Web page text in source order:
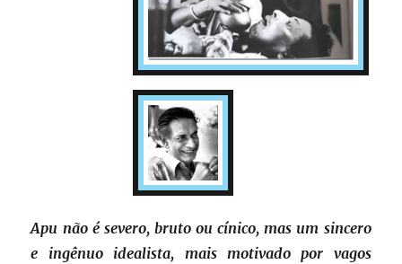
Apu não é severo, bruto ou cínico, mas um sincero
e ingênuo idealista, mais motivado por vagos